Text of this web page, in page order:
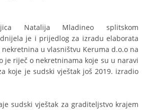
Natalija Mladineo splitskom
je i prijedlog za izradu elaborata
u vlasništvu Keruma d.o.o na
je riječ o nekretninama koje su u naravi
koje je sudski vještak još 2019. izradio
sudski vještak za graditeljstvo krajem